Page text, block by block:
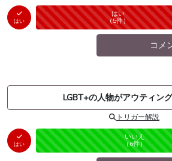
はい
はい
（5件）
コメ
LGBT+の人物がアウティン
トリガー解説
はい
はい
（0件）
未投票
いいえ
（6件）